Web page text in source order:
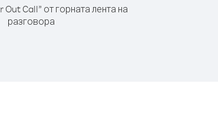
Out Call” от горната лента на
разговора